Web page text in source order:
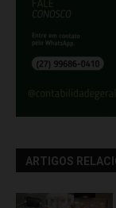
ARTIGOS